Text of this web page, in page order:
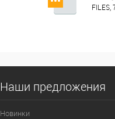
FILES,
Наши предложения
Новинки